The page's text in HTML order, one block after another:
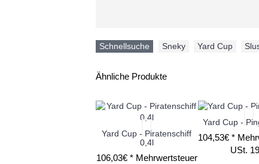
Schnellsuche Sneky Yard Cup
Ähnliche Produkte
Yard Cup - Piratenschiff
0,4l
106,03€ * Mehrwertsteuer
Yard Cup -
104,53€ *
USt.